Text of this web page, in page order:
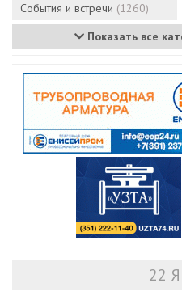
События и встречи (1260)
Показать все
22